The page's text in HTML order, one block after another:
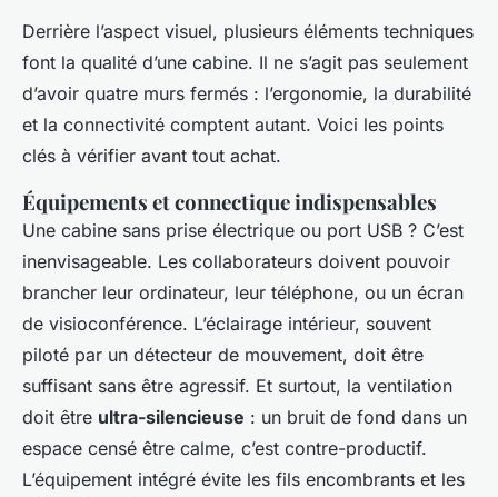
Derrière l’aspect visuel, plusieurs éléments techniques
font la qualité d’une cabine. Il ne s’agit pas seulement
d’avoir quatre murs fermés : l’ergonomie, la durabilité
et la connectivité comptent autant. Voici les points
clés à vérifier avant tout achat.
Équipements et connectique indispensables
Une cabine sans prise électrique ou port USB ? C’est
inenvisageable. Les collaborateurs doivent pouvoir
brancher leur ordinateur, leur téléphone, ou un écran
de visioconférence. L’éclairage intérieur, souvent
piloté par un détecteur de mouvement, doit être
suffisant sans être agressif. Et surtout, la ventilation
doit être ultra-silencieuse : un bruit de fond dans un
espace censé être calme, c’est contre-productif.
L’équipement intégré évite les fils encombrants et les